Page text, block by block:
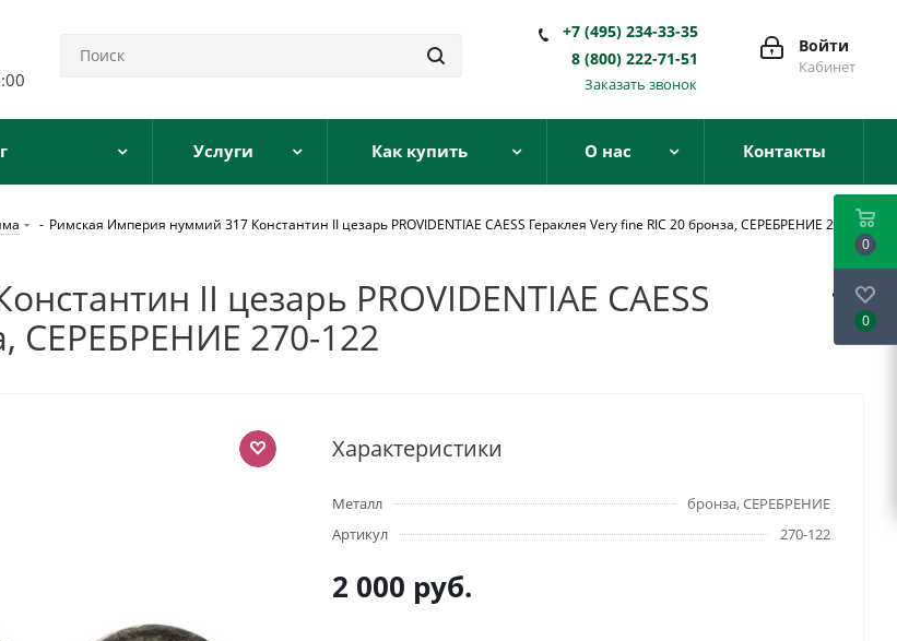
Войти
Кабинет
+7 (495) 234-33-35
8 (800) 222-71-51
Заказать звонок
Услуги Как купить О нас Контакты
- Римская Империя нуммий 317 Константин II цезарь PROVIDENTIAE CAESS Гераклея Very fine RIC 20 бронза, СЕРЕБРЕНИЕ 270-
II цезарь PROVIDENTIAE CAESS
СЕРЕБРЕНИЕ 270-122
Характеристики
Металл
бронза, СЕРЕБРЕНИЕ
Артикул
270-122
2 000 руб.
0
0